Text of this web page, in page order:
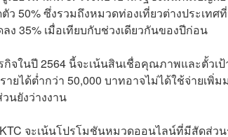
ว 50% ซึ่งรวมถึงหมวดท่องเที่ยวต่างประเท
ง 35% เมื่อเทียบกับช่วงเดียวกันของปีก่อน
จในปี 2564 นี้จะเน้นสินเชื่อคุณภาพและตั้วเ
ยได้ต่ำกว่า 50,000 บาทอาจไม่ได้ใช้จ่ายเพิ่
นยังว่างงาน
จะเน้นโปรโมชันหมวดออนไลน์ที่มีสัดส่ว